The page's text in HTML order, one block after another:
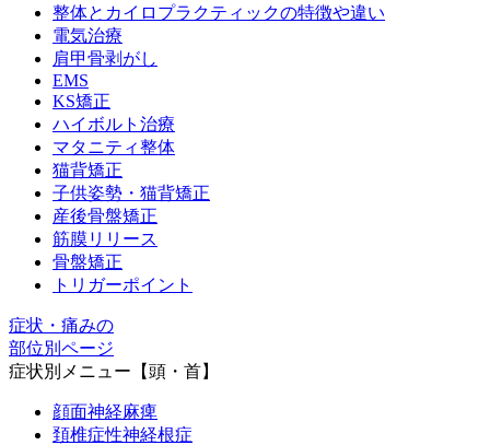
整体とカイロプラクティックの特徴や違い
電気治療
肩甲骨剥がし
EMS
KS矯正
ハイボルト治療
マタニティ整体
猫背矯正
子供姿勢・猫背矯正
産後骨盤矯正
筋膜リリース
骨盤矯正
トリガーポイント
症状・痛みの
部位別ページ
症状別メニュー【頭・首】
顔面神経麻痺
頚椎症性神経根症